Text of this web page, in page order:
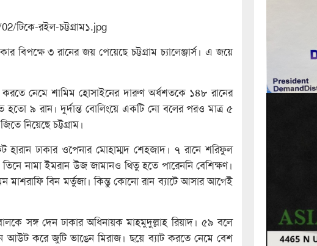
বিপক্ষে ৩ রানের জয় পেয়েছে চট্টগ্রাম চ্যালেঞ্জার্স। এ জয়ে
করতে নেমে শামিম হোসাইনের দারুণ অর্ধশতকে ১৪৮ রানের
হতো ৯ রান। দুর্দান্ত বোলিংয়ে একটি নো বলের পরও মাত্র ৫
নিয়েছে চট্টগ্রাম।
ঢাকার ওপেনার মোহাম্মদ শেহজাদ। ৭ রানে শরিফুল
নামা ইমরান উজ জামানও থিতু হতে পারেননি বেশিক্ষণ।
মাশরাফি বিন মর্তুজা। কিন্তু কোনো রান ব্যাটে আসার আগেই
সঙ্গ দেন ঢাকার অধিনায়ক মাহমুদুল্লাহ রিয়াদ। ৫৯ বলে
আউট করে জুটি ভাঙেন মিরাজ। ছয়ে ব্যাট করতে নেমে বেশ